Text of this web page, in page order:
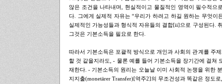
않은 조건을 나타내며, 현실적이고 물질적인 영역이 필수적으
다. 그에게 실제적 자유는 “우리가 하려고 하길 원하는 무엇이
실제적인 가능성들과 형식적 자유들의 결합[ii]으로 구성된다.
그것은 기본소득을 필요로 한다.
따라서 기본소득은 포괄적 방식으로 개인과 사회의 관계를 주
할 것 같을지라도, - 물론 예를 들어 기본소득을 장기간에 걸쳐
재한다. - 기본소득의 원리는 오늘날 이미 사회적 논쟁을 위한
지지출(monetärer Transfer)[역주2]의 무조건성과 똑같은 정도